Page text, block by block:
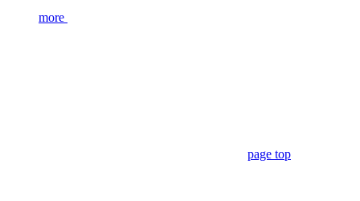
more
page top